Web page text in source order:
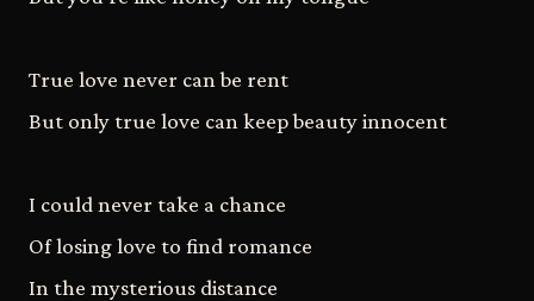
True love never can be rent
But only true love can keep beauty innocent
I could never take a chance
Of losing love to find romance
In the mysterious distance